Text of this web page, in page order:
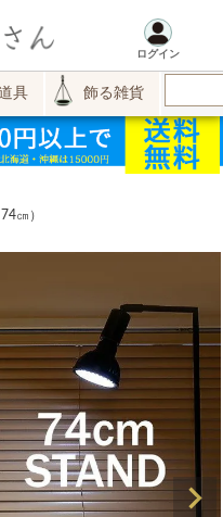
ログイン
具 飾る雑貨
㎝）